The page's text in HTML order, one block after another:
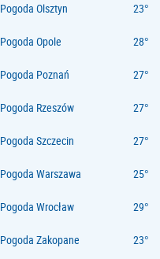
Pogoda Olsztyn
Pogoda Opole
Pogoda Poznań
Pogoda Rzeszów
Pogoda Szczecin
Pogoda Warszawa
Pogoda Wrocław
Pogoda Zakopane